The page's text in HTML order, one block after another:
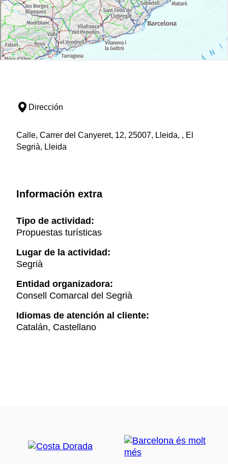
Dirección
Calle, Carrer del Canyeret, 12, 25007, Lleida, , El
Segrià, Lleida
Información extra
Tipo de actividad:
Propuestas turísticas
Lugar de la actividad:
Segrià
Entidad organizadora:
Consell Comarcal del Segrià
Idiomas de atención al cliente:
Catalán, Castellano